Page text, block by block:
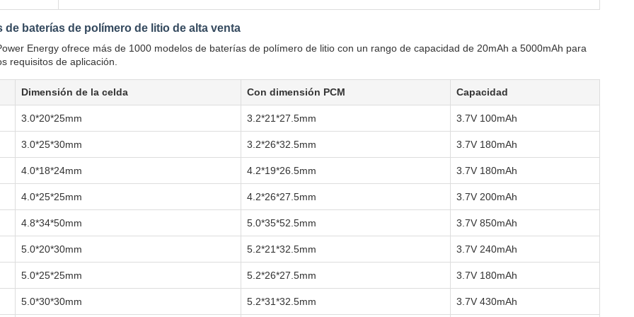
de baterías de polímero de litio de alta venta
Energy ofrece más de 1000 modelos de baterías de polímero de litio con un rango de capacidad de 20mAh a 5000mAh para
requisitos de aplicación.
Dimensión de la celda Con dimensión PCM Capacidad
3.0*20*25mm 3.2*21*27.5mm 3.7V 100mAh
3.0*25*30mm 3.2*26*32.5mm 3.7V 180mAh
4.0*18*24mm 4.2*19*26.5mm 3.7V 180mAh
4.0*25*25mm 4.2*26*27.5mm 3.7V 200mAh
4.8*34*50mm 5.0*35*52.5mm 3.7V 850mAh
5.0*20*30mm 5.2*21*32.5mm 3.7V 240mAh
5.0*25*25mm 5.2*26*27.5mm 3.7V 180mAh
5.0*30*30mm 5.2*31*32.5mm 3.7V 430mAh